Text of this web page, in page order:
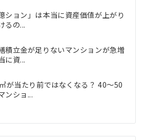
億ション」は本当に資産価値が上がり
るの...
積立金が足りないマンションが急増
に資...
が当たり前ではなくなる？ 40〜50
ンショ...